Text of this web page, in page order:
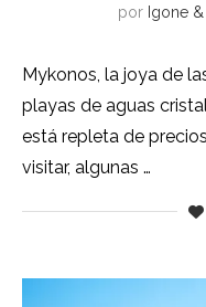
por Igone
Mykonos, la joya de
playas de aguas
está repleta de
visitar, algunas …